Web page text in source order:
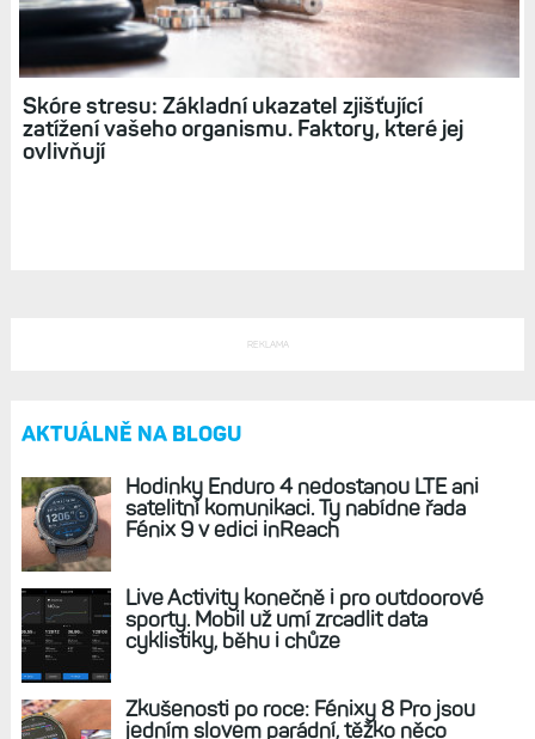
Nový firmware: Fénix 5 a Chronos už umí
počítat opakování v posilovně. Fénix 5 i
sledovat celodenní stres
zatížení vašeho organismu. Faktory, které jej
ovlivňují